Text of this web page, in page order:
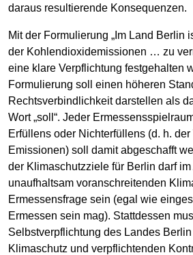
daraus resultierende Konsequenzen.
Mit der Formulierung „Im Land Berlin
der Kohlendioxidemissionen … zu
eine klare Verpflichtung festgehalten
Formulierung soll einen höheren
Rechtsverbindlichkeit darstellen als
Wort „soll“. Jeder
Erfüllens oder Nichterfüllens (d. h.
Emissionen) soll damit abgeschafft
der Klimaschutzziele für Berlin darf
unaufhaltsam voranschreitenden
Ermessensfrage sein (egal wie
Ermessen sein mag). Stattdessen
Selbstverpflichtung des Landes
Klimaschutz und verpflichtenden